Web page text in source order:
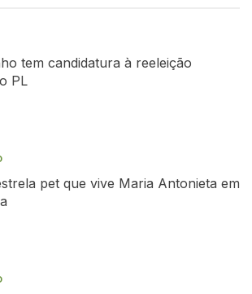
tem candidatura à reeleição
PL
pet que vive Maria Antonieta em